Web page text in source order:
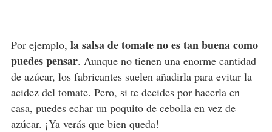
Por ejemplo, la salsa de tomate no es tan buena como
puedes pensar. Aunque no tienen una enorme cantidad
de azúcar, los fabricantes suelen añadirla para evitar la
acidez del tomate. Pero, si te decides por hacerla en
casa, puedes echar un poquito de cebolla en vez de
azúcar. ¡Ya verás que bien queda!